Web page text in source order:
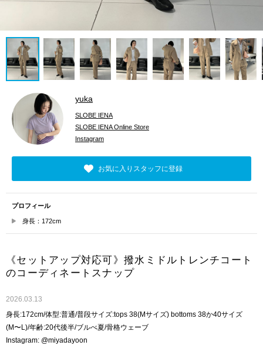
yuka
SLOBE IENA
SLOBE IENA Online Store
Instagram
お気に入りスタッフに登録
プロフィール
身長：172cm
《セットアップ対応可》撥水ミドルトレンチコート
のコーディネートスナップ
2026.03.13
身長:172cm/体型:普通/普段サイズ:tops 38(Mサイズ) bottoms 38か40サイズ
(M〜L)/年齢:20代後半/ブルべ夏/骨格ウェーブ
Instagram: @miyadayoon